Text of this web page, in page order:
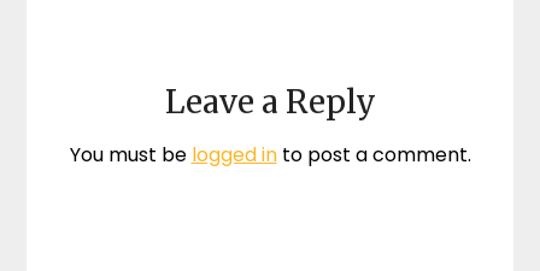
Leave a Reply
You must be logged into post a comment.